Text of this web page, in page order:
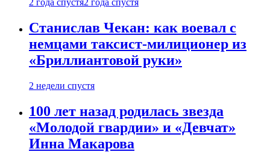
2 года спустя2 года спустя
Станислав Чекан: как воевал с
немцами таксист-милиционер из
«Бриллиантовой руки»
2 недели спустя
100 лет назад родилась звезда
«Молодой гвардии» и «Девчат»
Инна Макарова